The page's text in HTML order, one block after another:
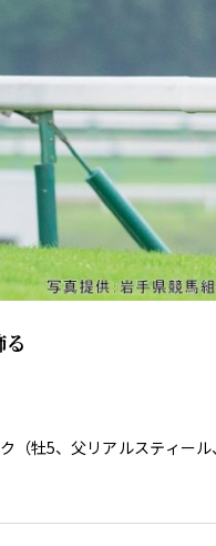
（牡5、父リアルスティール